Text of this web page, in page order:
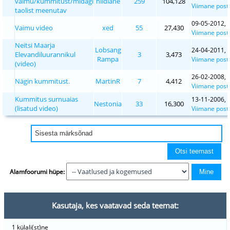
taolist meenutav
Viimane
Vaimu video xed 55 27,430
09-05-2012,
Viimane
Neitsi Maarja
Elevandiluurannikul
(video)
Lobsang
Rampa
3 3,473
24-04-2011,
Viimane
Nägin kummitust. MartinR 7 4,412
26-02-2008,
Viimane
Kummitus surnuaias
(lisatud video)
Nestonia 33 16,300
13-11-2006,
Viimane
Alamfoorumi hüpe:
Kasutaja, kes vaatavad seda teemat:
1 külali(st)ne